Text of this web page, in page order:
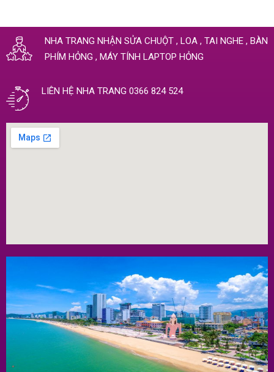
NHA TRANG NHẬN SỬA CHUỘT , LOA , TAI NGHE , BÀN
PHÍM HỎNG , MÁY TÍNH LAPTOP HỎNG
LIÊN HỆ NHA TRANG 0366 824 524